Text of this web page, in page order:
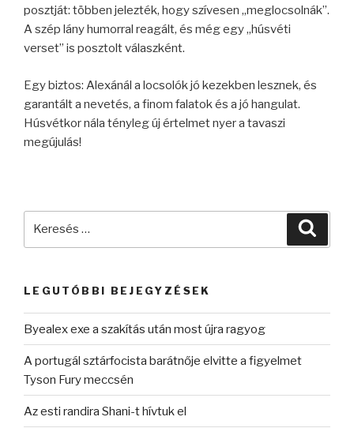
posztját: többen jelezték, hogy szívesen „meglocsolnák”.
A szép lány humorral reagált, és még egy „húsvéti
verset” is posztolt válaszként.
Egy biztos: Alexánál a locsolók jó kezekben lesznek, és
garantált a nevetés, a finom falatok és a jó hangulat.
Húsvétkor nála tényleg új értelmet nyer a tavaszi
megújulás!
LEGUTÓBBI BEJEGYZÉSEK
Byealex exe a szakítás után most újra ragyog
A portugál sztárfocista barátnője elvitte a figyelmet
Tyson Fury meccsén
Az esti randira Shani-t hívtuk el